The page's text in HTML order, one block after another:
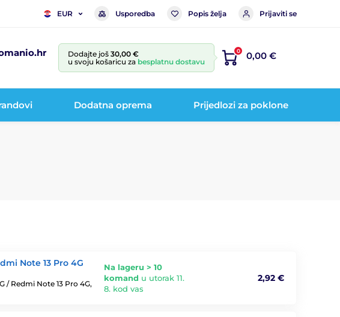
EUR Usporedba Popis želja Prijaviti se
Dodajte još 30,00 €
u svoju košaricu za besplatnu dostavu
0 0,00 €
Dodatna oprema Prijedlozi za poklone
Note 13 Pro 4G
/ Redmi Note 13 Pro 4G,
Na lageru > 10
komand u utorak 11.
8. kod vas
2,92 €